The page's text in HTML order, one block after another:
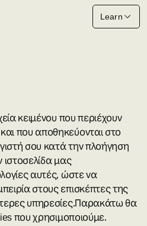
Learn
κειμένου που περιέχουν
που αποθηκεύονται στο
σου κατά την πλοήγηση
ιστοσελίδα μας
αυτές, ώστε να
στους επισκέπτες της
υπηρεσίες.Παρακάτω θα
που χρησιμοποιούμε.​